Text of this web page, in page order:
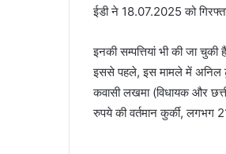
ईडी ने 18.07.2025 को
इनकी सम्पत्तियां भी की जा चुकी
इससे पहले, इस मामले में अनिल
कवासी लखमा (विधायक और
रुपये की वर्तमान कुर्की, लगभग